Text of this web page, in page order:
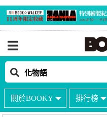
關於BOOKY 排行榜
如何購買